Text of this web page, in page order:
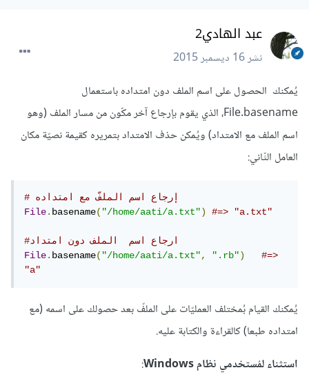
عبد الهادي2
نشر16 ديسمبر 2015
يُمكنك الحصول على اسم الملف دون امتداده باستعمال
File.basename، الذي يقوم بإرجاع آخر مكّون من مسار الملف (وهو
اسم الملف مع الامتداد) ويُمكن حذف الامتداد بتمريره كقيمة نصيّة مكان
العامل الثّاني:
# إرجاع اسم الملفّ مع امتداده
File.basename("/home/aati/a.txt") #=> "a.txt"
#ارجاع اسم  الملف دون امتداد
File.basename("/home/aati/a.txt", ".rb")
#=>
"a"
يُمكنك القيام بُمختلف العمليّات على الملفّ بعد حصولك على اسمه (مع
امتداده طبعا) كالقراءة والكتابة عليه.
استثناء لمُستخدمي نظام Windows
: